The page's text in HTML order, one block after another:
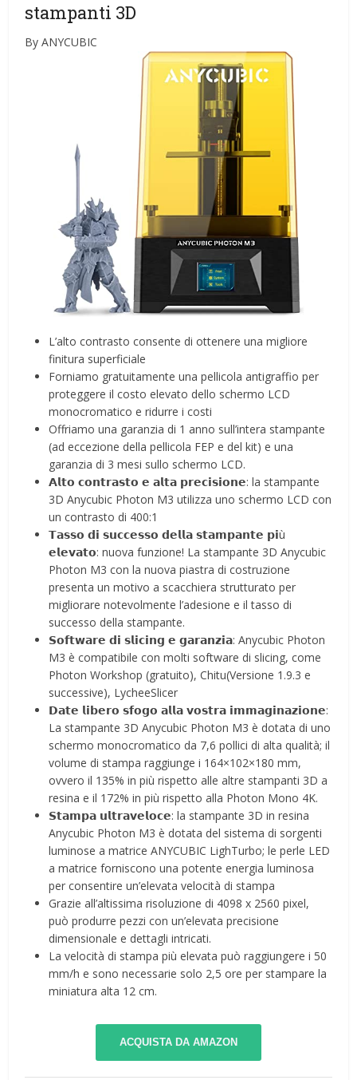
stampanti 3D
By ANYCUBIC
L’alto contrasto consente di ottenere una migliore
finitura superficiale
Forniamo gratuitamente una pellicola antigraffio per
proteggere il costo elevato dello schermo LCD
monocromatico e ridurre i costi
Offriamo una garanzia di 1 anno sull’intera stampante
(ad eccezione della pellicola FEP e del kit) e una
garanzia di 3 mesi sullo schermo LCD.
𝗔𝗹𝘁𝗼 𝗰𝗼𝗻𝘁𝗿𝗮𝘀𝘁𝗼 𝗲 𝗮𝗹𝘁𝗮 𝗽𝗿𝗲𝗰𝗶𝘀𝗶𝗼𝗻𝗲: la stampante
3D Anycubic Photon M3 utilizza uno schermo LCD con
un contrasto di 400:1
𝗧𝗮𝘀𝘀𝗼 𝗱𝗶 𝘀𝘂𝗰𝗰𝗲𝘀𝘀𝗼 𝗱𝗲𝗹𝗹𝗮 𝘀𝘁𝗮𝗺𝗽𝗮𝗻𝘁𝗲 𝗽𝗶ù
𝗲𝗹𝗲𝘃𝗮𝘁𝗼: nuova funzione! La stampante 3D Anycubic
Photon M3 con la nuova piastra di costruzione
presenta un motivo a scacchiera strutturato per
migliorare notevolmente l’adesione e il tasso di
successo della stampante.
𝗦𝗼𝗳𝘁𝘄𝗮𝗿𝗲 𝗱𝗶 𝘀𝗹𝗶𝗰𝗶𝗻𝗴 𝗲 𝗴𝗮𝗿𝗮𝗻𝘇𝗶𝗮: Anycubic Photon
M3 è compatibile con molti software di slicing, come
Photon Workshop (gratuito), Chitu(Versione 1.9.3 e
successive), LycheeSlicer
𝗗𝗮𝘁𝗲 𝗹𝗶𝗯𝗲𝗿𝗼 𝘀𝗳𝗼𝗴𝗼 𝗮𝗹𝗹𝗮 𝘃𝗼𝘀𝘁𝗿𝗮 𝗶𝗺𝗺𝗮𝗴𝗶𝗻𝗮𝘇𝗶𝗼𝗻𝗲:
La stampante 3D Anycubic Photon M3 è dotata di uno
schermo monocromatico da 7,6 pollici di alta qualità; il
volume di stampa raggiunge i 164×102×180 mm,
ovvero il 135% in più rispetto alle altre stampanti 3D a
resina e il 172% in più rispetto alla Photon Mono 4K.
𝗦𝘁𝗮𝗺𝗽𝗮 𝘂𝗹𝘁𝗿𝗮𝘃𝗲𝗹𝗼𝗰𝗲: la stampante 3D in resina
Anycubic Photon M3 è dotata del sistema di sorgenti
luminose a matrice ANYCUBIC LighTurbo; le perle LED
a matrice forniscono una potente energia luminosa
per consentire un’elevata velocità di stampa
Grazie all’altissima risoluzione di 4098 x 2560 pixel,
può produrre pezzi con un’elevata precisione
dimensionale e dettagli intricati.
La velocità di stampa più elevata può raggiungere i 50
mm/h e sono necessarie solo 2,5 ore per stampare la
miniatura alta 12 cm.
ACQUISTA DA AMAZON